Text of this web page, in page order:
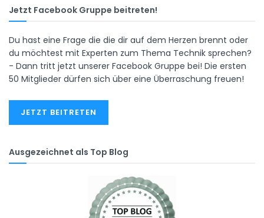
Jetzt Facebook Gruppe beitreten!
Du hast eine Frage die die dir auf dem Herzen brennt oder
du möchtest mit Experten zum Thema Technik sprechen?
- Dann tritt jetzt unserer Facebook Gruppe bei! Die ersten
50 Mitglieder dürfen sich über eine Überraschung freuen!
JETZT BEITRETEN
Ausgezeichnet als Top Blog